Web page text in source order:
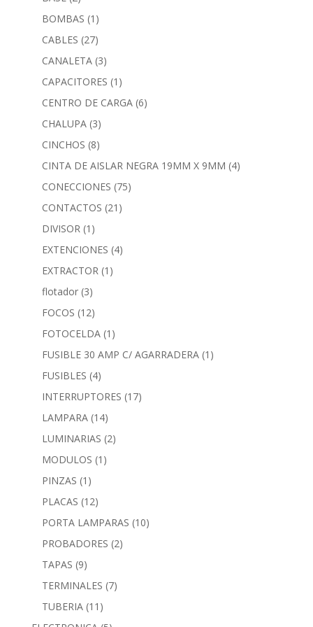
BOMBAS (1)
CABLES (27)
CANALETA (3)
CAPACITORES (1)
CENTRO DE CARGA (6)
CHALUPA (3)
CINCHOS (8)
CINTA DE AISLAR NEGRA 19MM X 9MM (4)
CONECCIONES (75)
CONTACTOS (21)
DIVISOR (1)
EXTENCIONES (4)
EXTRACTOR (1)
flotador (3)
FOCOS (12)
FOTOCELDA (1)
FUSIBLE 30 AMP C/ AGARRADERA (1)
FUSIBLES (4)
INTERRUPTORES (17)
LAMPARA (14)
LUMINARIAS (2)
MODULOS (1)
PINZAS (1)
PLACAS (12)
PORTA LAMPARAS (10)
PROBADORES (2)
TAPAS (9)
TERMINALES (7)
TUBERIA (11)